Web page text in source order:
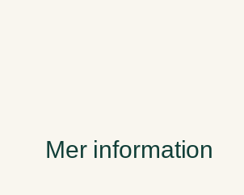
Mer information